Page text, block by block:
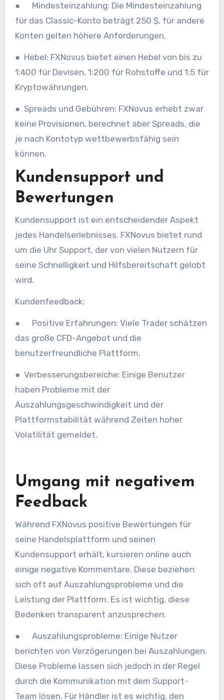
● Mindesteinzahlung: Die Mindesteinzahlung
für das Classic-Konto beträgt 250 $, für andere
Konten gelten höhere Anforderungen.
● Hebel: FXNovus bietet einen Hebel von bis zu
1:400 für Devisen, 1:200 für Rohstoffe und 1:5 für
Kryptowährungen.
● Spreads und Gebühren: FXNovus erhebt zwar
keine Provisionen, berechnet aber Spreads, die
je nach Kontotyp wettbewerbsfähig sein
können.
Kundensupport und
Bewertungen
Kundensupport ist ein entscheidender Aspekt
jedes Handelserlebnisses. FXNovus bietet rund
um die Uhr Support, der von vielen Nutzern für
seine Schnelligkeit und Hilfsbereitschaft gelobt
wird.
Kundenfeedback:
● Positive Erfahrungen: Viele Trader schätzen
das große CFD-Angebot und die
benutzerfreundliche Plattform.
● Verbesserungsbereiche: Einige Benutzer
haben Probleme mit der
Auszahlungsgeschwindigkeit und der
Plattformstabilität während Zeiten hoher
Volatilität gemeldet.
Umgang mit negativem
Feedback
Während FXNovus positive Bewertungen für
seine Handelsplattform und seinen
Kundensupport erhält, kursieren online auch
einige negative Kommentare. Diese beziehen
sich oft auf Auszahlungsprobleme und die
Leistung der Plattform. Es ist wichtig, diese
Bedenken transparent anzusprechen:
● Auszahlungsprobleme: Einige Nutzer
berichten von Verzögerungen bei Auszahlungen.
Diese Probleme lassen sich jedoch in der Regel
durch die Kommunikation mit dem Support-
Team lösen. Für Händler ist es wichtig, den